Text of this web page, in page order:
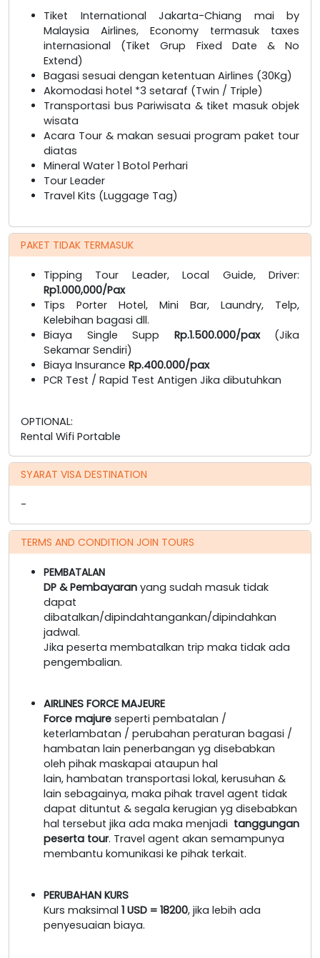
Tiket International Jakarta-Chiang mai by
Malaysia Airlines, Economy termasuk taxes
internasional (Tiket Grup Fixed Date & No
Extend)
Bagasi sesuai dengan ketentuan Airlines (30Kg)
Akomodasi hotel *3 setaraf (Twin / Triple)
Transportasi bus Pariwisata & tiket masuk objek
wisata
Acara Tour & makan sesuai program paket tour
diatas
Mineral Water 1 Botol Perhari
Tour Leader
Travel Kits (Luggage Tag)
PAKET TIDAK TERMASUK
Tipping Tour Leader, Local Guide, Driver:
Rp1.000,000/Pax
Tips Porter Hotel, Mini Bar, Laundry, Telp,
Kelebihan bagasi dll.
Biaya Single Supp Rp.1.500.000/pax(Jika
Sekamar Sendiri)
Biaya Insurance Rp.400.000/pax
PCR Test / Rapid Test Antigen Jika dibutuhkan
OPTIONAL:
Rental Wifi Portable
SYARAT VISA DESTINATION
-
TERMS AND CONDITION JOIN TOURS
PEMBATALAN
DP & Pembayaran yang sudah masuk tidak
dapat
dibatalkan/dipindahtangankan/dipindahkan
jadwal.
Jika peserta membatalkan trip maka tidak ada
pengembalian.
AIRLINES FORCE MAJEURE
Force majure seperti pembatalan /
keterlambatan / perubahan peraturan bagasi /
hambatan lain penerbangan yg disebabkan
oleh pihak maskapai ataupun hal
lain, hambatan transportasi lokal, kerusuhan &
lain sebagainya, maka pihak travel agent tidak
dapat dituntut & segala kerugian yg disebabkan
hal tersebut jika ada maka menjadi tanggungan
peserta tour. Travel agent akan semampunya
membantu komunikasi ke pihak terkait.
PERUBAHAN KURS
Kurs maksimal 1 USD = 18200, jika lebih ada
penyesuaian biaya.